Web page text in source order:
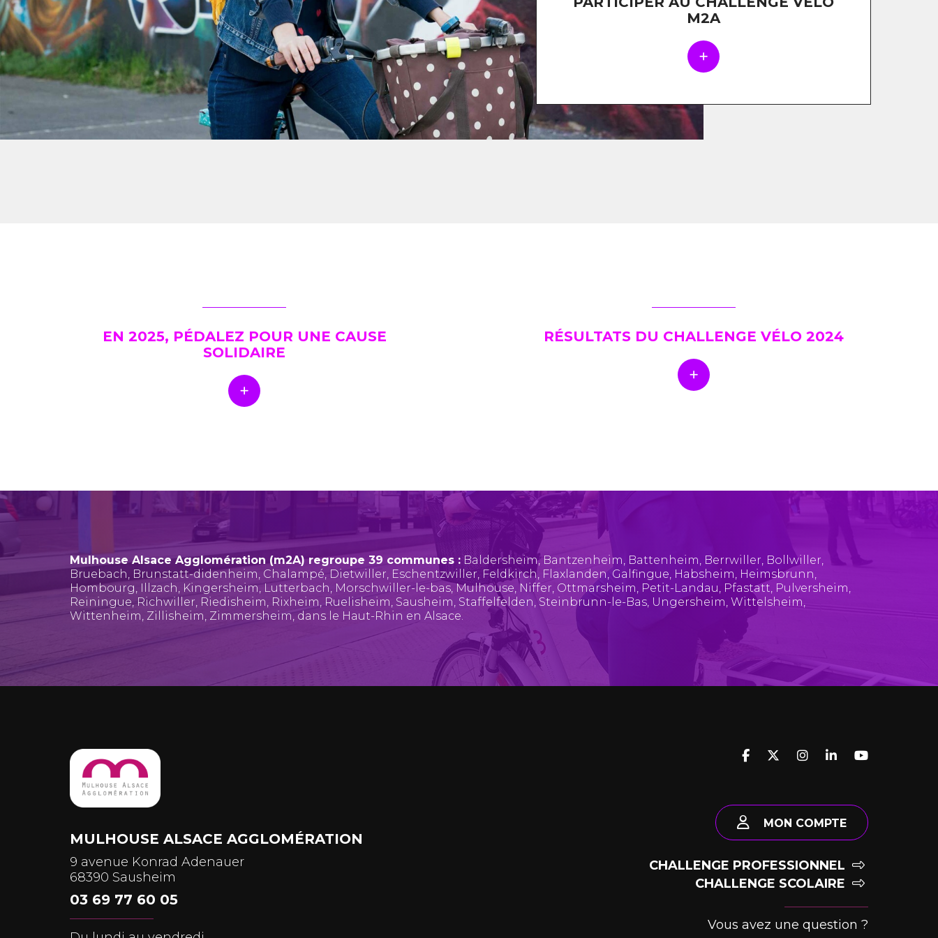
M2A
EN 2025, PÉDALEZ POUR UNE CAUSE
SOLIDAIRE
RÉSULTATS DU CHALLENGE VÉLO 2024
Mulhouse Alsace Agglomération (m2A) regroupe 39 communes : Baldersheim, Bantzenheim, Battenheim, Berrwiller, Bollwiller,
Bruebach, Brunstatt-didenheim, Chalampé, Dietwiller, Eschentzwiller, Feldkirch, Flaxlanden, Galfingue, Habsheim, Heimsbrunn,
Hombourg, Illzach, Kingersheim, Lutterbach, Morschwiller-le-bas,Mulhouse, Niffer, Ottmarsheim, Petit-Landau, Pfastatt, Pulversheim,
Reiningue, Richwiller, Riedisheim, Rixheim, Ruelisheim, Sausheim, Staffelfelden, Steinbrunn-le-Bas, Ungersheim, Wittelsheim,
Wittenheim, Zillisheim, Zimmersheim, dans le Haut-Rhin en Alsace.
MULHOUSE ALSACE AGGLOMÉRATION
9 avenue Konrad Adenauer
68390 Sausheim
03 69 77 60 05
MON COMPTE
CHALLENGE PROFESSIONNEL
CHALLENGE SCOLAIRE
Vous avez une question ?